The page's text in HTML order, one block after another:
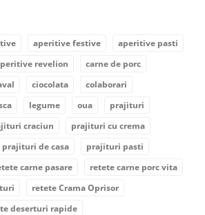
aperitive festive
aperitive pasti
revelion
carne de porc
ciocolata
colaborari
legume oua
prajituri
craciun
prajituri cu crema
prajituri de casa
prajituri pasti
carne pasare
retete carne porc vita
retete Crama Oprisor
deserturi rapide